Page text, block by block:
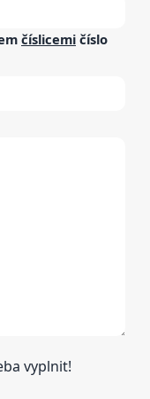
číslicemi číslo
vyplnit!